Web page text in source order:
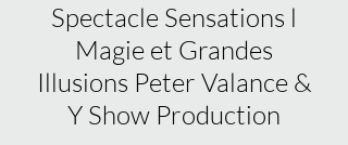
Spectacle Sensations l
Magie et Grandes
Illusions Peter Valance &
Y Show Production